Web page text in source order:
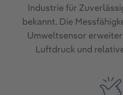
Industrie für
bekannt. Die
Umweltsensor
Luftdruck und